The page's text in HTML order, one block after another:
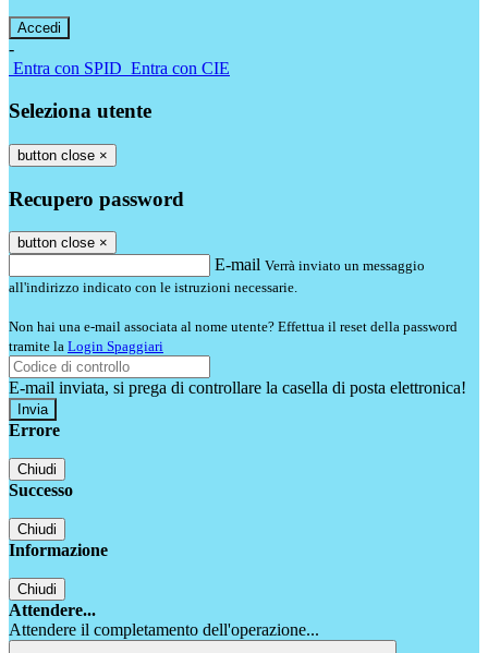
-
Entra con SPID Entra con CIE
Seleziona utente
button close ×
Recupero password
button close ×
E-mail Verrà inviato un messaggio
all'indirizzo indicato con le istruzioni necessarie.
Non hai una e-mail associata al nome utente? Effettua il reset della password
tramite la Login Spaggiari
E-mail inviata, si prega di controllare la casella di posta elettronica!
Errore
Chiudi
Successo
Chiudi
Informazione
Chiudi
Attendere...
Attendere il completamento dell'operazione...